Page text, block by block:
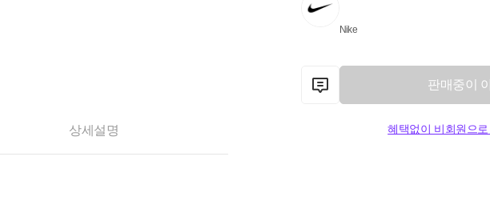
Nike
판매중이
혜택없이 비회원으
상세설명